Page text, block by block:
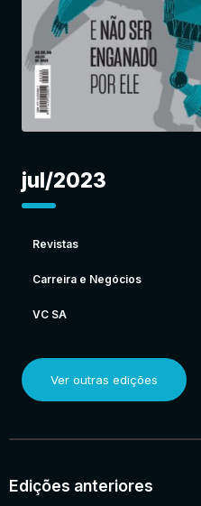
jul/2023
Revistas
Carreira e Negócios
VC SA
Ver outras edições
Edições anteriores